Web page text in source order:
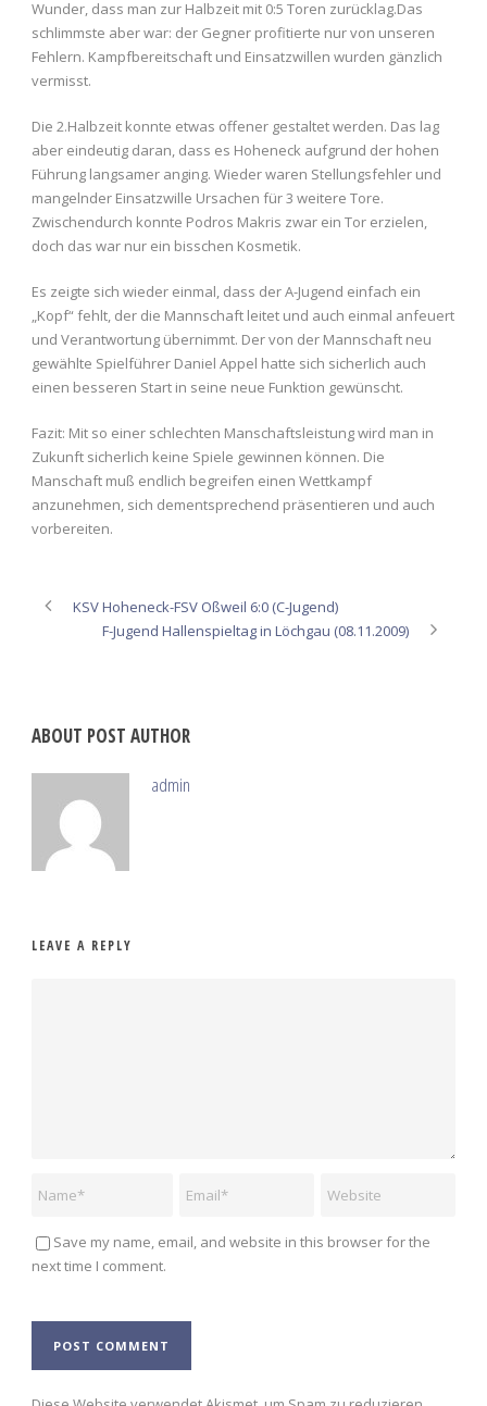
Wunder, dass man zur Halbzeit mit 0:5 Toren zurücklag.Das
schlimmste aber war: der Gegner profitierte nur von unseren
Fehlern. Kampfbereitschaft und Einsatzwillen wurden gänzlich
vermisst.
Die 2.Halbzeit konnte etwas offener gestaltet werden. Das lag
aber eindeutig daran, dass es Hoheneck aufgrund der hohen
Führung langsamer anging. Wieder waren Stellungsfehler und
mangelnder Einsatzwille Ursachen für 3 weitere Tore.
Zwischendurch konnte Podros Makris zwar ein Tor erzielen,
doch das war nur ein bisschen Kosmetik.
Es zeigte sich wieder einmal, dass der A-Jugend einfach ein
„Kopf“ fehlt, der die Mannschaft leitet und auch einmal anfeuert
und Verantwortung übernimmt. Der von der Mannschaft neu
gewählte Spielführer Daniel Appel hatte sich sicherlich auch
einen besseren Start in seine neue Funktion gewünscht.
Fazit: Mit so einer schlechten Manschaftsleistung wird man in
Zukunft sicherlich keine Spiele gewinnen können. Die
Manschaft muß endlich begreifen einen Wettkampf
anzunehmen, sich dementsprechend präsentieren und auch
vorbereiten.
KSV Hoheneck-FSV Oßweil 6:0 (C-Jugend)
F-Jugend Hallenspieltag in Löchgau (08.11.2009)
ABOUT POST AUTHOR
admin
LEAVE A REPLY
Save my name, email, and website in this browser for the
next time I comment.